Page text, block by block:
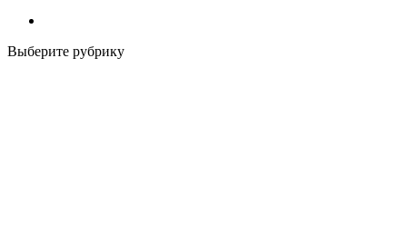
Выберите рубрику